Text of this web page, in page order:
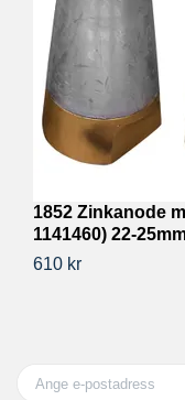
1852 Zinkanode
1141460) 22-
610 kr